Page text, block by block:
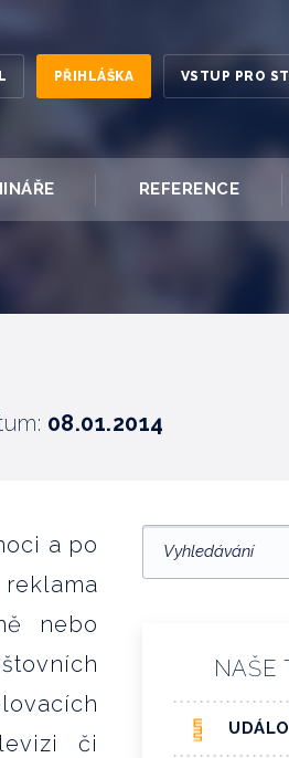
PŘIHLÁŠKA VSTUP PRO
REFERENCE
08.01.2014
a po
nebo
či
NAŠE